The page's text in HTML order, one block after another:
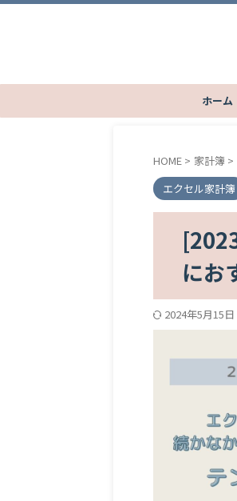
ホーム
HOME > 家計簿 >
エクセル家計簿
にお
2024年5月15日